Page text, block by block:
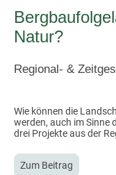
Natur?
Regional- &
Wie können die
werden, auch im Sinne
drei Projekte aus der
Zum Beitrag